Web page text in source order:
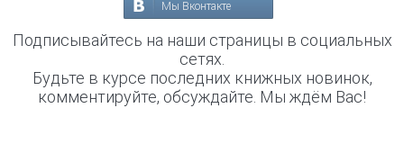
Мы Вконтакте
Подписывайтесь на наши страницы в социальных
сетях.
Будьте в курсе последних книжных новинок,
комментируйте, обсуждайте. Мы ждём Вас!